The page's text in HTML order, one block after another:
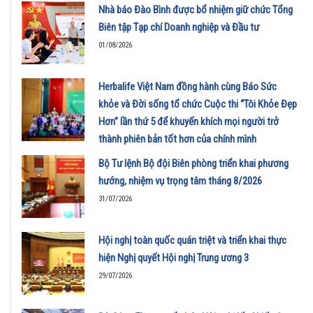
Nhà báo Đào Bình được bổ nhiệm giữ chức Tổng
Biên tập Tạp chí Doanh nghiệp và Đầu tư
01/08/2026
Herbalife Việt Nam đồng hành cùng Báo Sức
khỏe và Đời sống tổ chức Cuộc thi “Tôi Khỏe Đẹp
Hơn” lần thứ 5 để khuyến khích mọi người trở
thành phiên bản tốt hơn của chính mình
01/08/2026
Bộ Tư lệnh Bộ đội Biên phòng triển khai phương
hướng, nhiệm vụ trọng tâm tháng 8/2026
31/07/2026
Hội nghị toàn quốc quán triệt và triển khai thực
hiện Nghị quyết Hội nghị Trung ương 3
29/07/2026